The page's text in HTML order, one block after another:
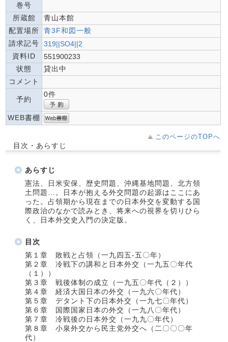
巻号
所蔵館
青山本館
配置場所
青3F和図一般
請求記号
319||SO4||2
資料ID
551900233
状態
貸出中
コメント
予約
0件
WEB書棚
このページのTOPへ
目次・あらすじ
あらすじ
憲法、日米安保、歴史問題、沖縄基地問題、北方領
土問題…。日本が抱える外交問題の起源はここにあ
った。占領期から現在までの日本外交を変動する国
際政治のなかで読みとき、将来への視界を切りひら
く、日本外交史入門の決定版。
目次
第１章 敗戦と占領（一九四五‐五〇年）
第２章 冷戦下の講和と日本外交（一九五〇年代
（１））
第３章 戦後体制の成立（一九五〇年代（２））
第４章 経済大国日本の外交（一九六〇年代）
第５章 デタント下の日本外交（一九七〇年代）
第６章 国際国家日本の外交（一九八〇年代）
第７章 冷戦後の日本外交（一九九〇年代）
第８章 小泉外交から民主党外交へ（二〇〇〇年
代）